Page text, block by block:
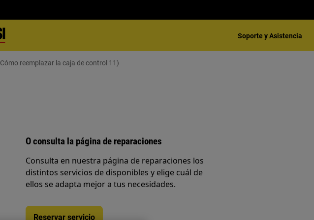
Soporte y Asistencia
Cómo reemplazar la caja de control 11)
O consulta la página de reparaciones
Consulta en nuestra página de reparaciones los
distintos servicios de disponibles y elige cuál de
ellos se adapta mejor a tus necesidades.
Reservar servicio